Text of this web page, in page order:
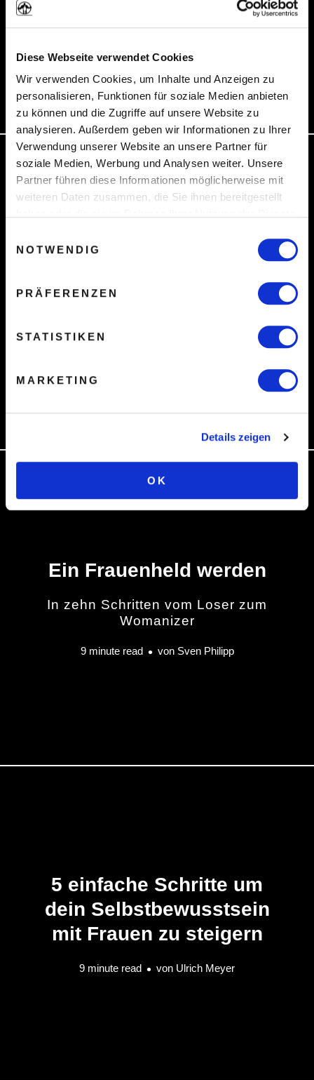
Diese Webseite verwendet Cookies
Wir verwenden Cookies, um Inhalte und Anzeigen zu
personalisieren, Funktionen für soziale Medien anbieten
zu können und die Zugriffe auf unsere Website zu
analysieren. Außerdem geben wir Informationen zu Ihrer
Verwendung unserer Website an unsere Partner für
soziale Medien, Werbung und Analysen weiter. Unsere
Partner führen diese Informationen möglicherweise mit
weiteren Daten zusammen, die Sie ihnen bereitgestellt
Cookies, wenn Sie unsere Webseite weiterhin nutzen.
NOTWENDIG
PRÄFERENZEN
STATISTIKEN
MARKETING
Details zeigen
OK
Verliebt in eine
So bekommst du sie in 6 Schritten
9 minute read
Ein Frauenheld werden
In zehn Schritten vom Loser zum
Womanizer
9 minute read von Sven Philipp
5 einfache Schritte um
dein Selbstbewusstsein
mit Frauen zu steigern
9 minute read von Ulrich Meyer